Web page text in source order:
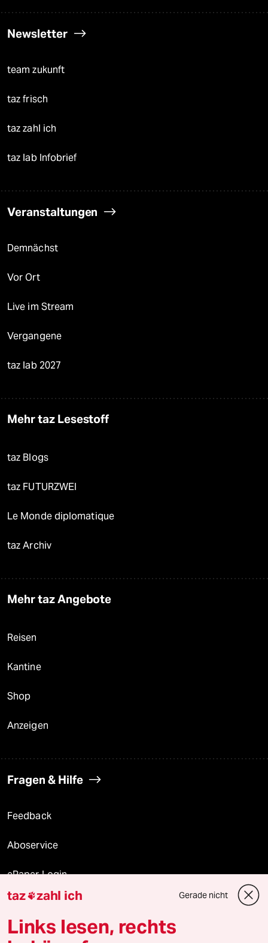
Newsletter
team zukunft
taz frisch
taz zahl ich
taz lab Infobrief
Veranstaltungen
Demnächst
Vor Ort
Live im Stream
Vergangene
taz lab 2027
Mehr taz Lesestoff
taz Blogs
taz FUTURZWEI
Le Monde diplomatique
taz Archiv
Mehr taz Angebote
Reisen
Kantine
Shop
Anzeigen
Fragen & Hilfe
Feedback
Aboservice
ePaper Login
Downloads für Abonnierende
taz zahl ich Gerade nicht
Links lesen, rechts